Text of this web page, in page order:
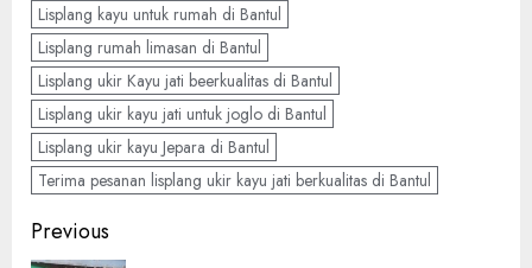
Lisplang kayu untuk rumah di Bantul
Lisplang rumah limasan di Bantul
Lisplang ukir Kayu jati beerkualitas di Bantul
Lisplang ukir kayu jati untuk joglo di Bantul
Lisplang ukir kayu Jepara di Bantul
Terima pesanan lisplang ukir kayu jati berkualitas di Bantul
Previous